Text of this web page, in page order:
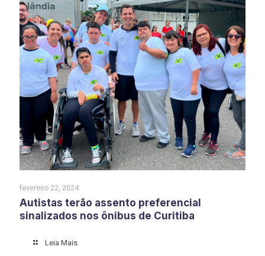
fevereiro 22, 2024
Autistas terão assento preferencial
sinalizados nos ônibus de Curitiba
Leia Mais